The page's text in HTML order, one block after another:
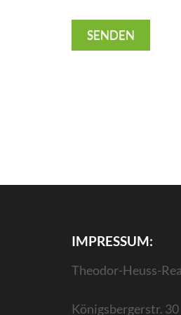
IMPRESSUM:
Theodor-Heuss-
Königsbergerstr. 30